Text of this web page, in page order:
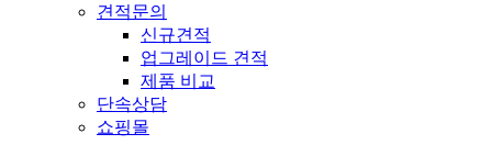
견적문의
신규견적
업그레이드 견적
제품 비교
단속상담
쇼핑몰